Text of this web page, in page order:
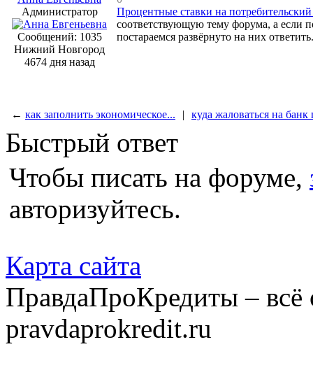
Администратор
Сообщений: 1035
Нижний Новгород
4674 дня назад
Процентные ставки на
соответствующую тему форума, а если
постараемся развёрнуто на них ответить.
← как заполнить экономическое... | куда жаловаться на банк
Быстрый ответ
Чтобы писать на форуме,
авторизуйтесь.
Карта сайта
ПравдаПроКредиты –
pravdaprokredit.ru